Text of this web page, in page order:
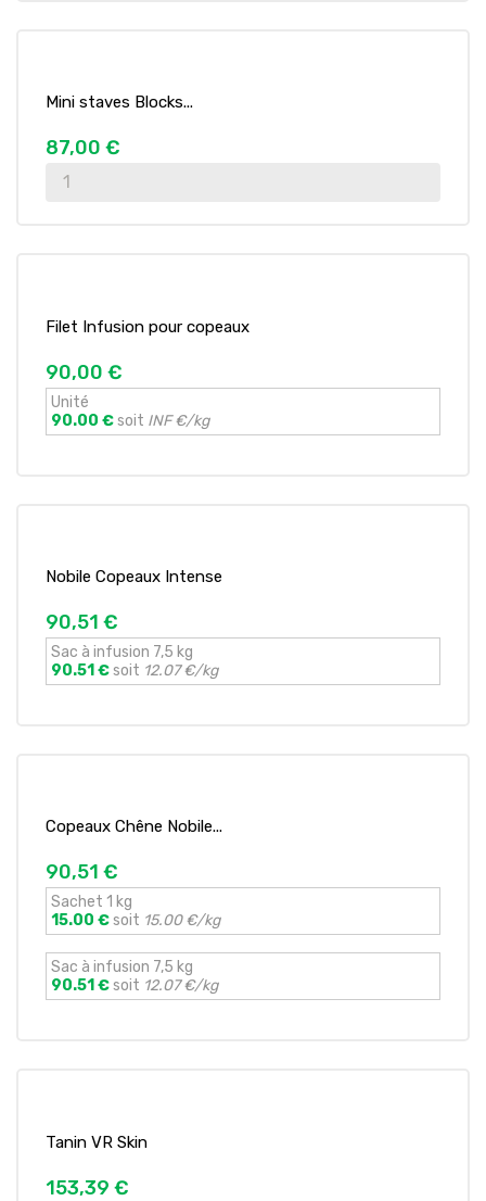
Mini staves Blocks...
87,00 €
Filet Infusion pour copeaux
90,00 €
Unité
90.00 €soit INF €/kg
Nobile Copeaux Intense
90,51 €
Sac à infusion 7,5 kg
90.51 €soit 12.07 €/kg
Copeaux Chêne Nobile...
90,51 €
Sachet 1 kg
15.00 €soit 15.00 €/kg
Sac à infusion 7,5 kg
90.51 €soit 12.07 €/kg
Tanin VR Skin
153,39 €